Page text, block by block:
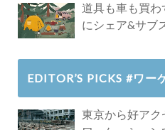
道具も車も買
にシェア&サブ
EDITOR’S PICKS #ワー
東京から好アク